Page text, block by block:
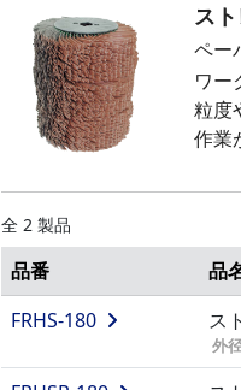
ス
ペー
ワー
粒度
作業
全 2 製品
品番 品
FRHS-180
ス
外